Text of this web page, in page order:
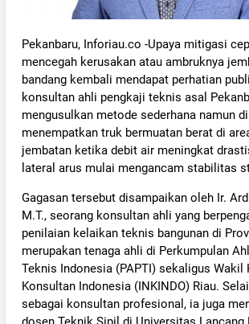
Pekanbaru, Inforiau.co -Upaya mitigasi
mencegah kerusakan atau ambruknya
bandang kembali mendapat perhatian
konsultan ahli pengkaji teknis asal
mengusulkan metode sederhana namun
menempatkan truk bermuatan berat di
jembatan ketika debit air meningkat
lateral arus mulai mengancam stabilitas
Gagasan tersebut disampaikan oleh Ir.
M.T., seorang konsultan ahli yang
penilaian kelaikan teknis bangunan di
merupakan tenaga ahli di Perkumpulan
Teknis Indonesia (PAPTI) sekaligus Wakil
Konsultan Indonesia (INKINDO) Riau.
sebagai konsultan profesional, ia juga